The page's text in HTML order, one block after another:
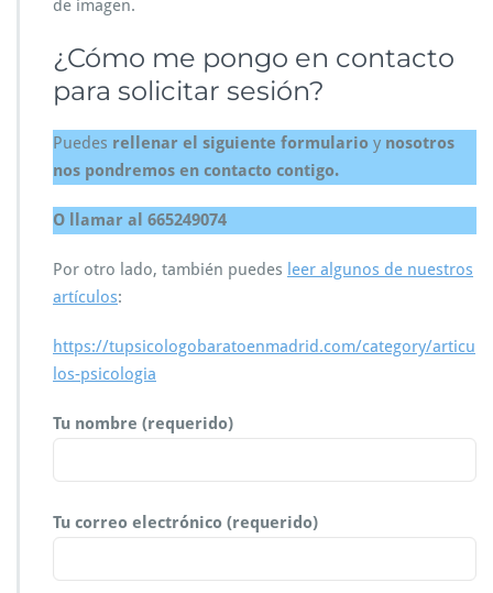
de imagen.
¿Cómo me pongo en contacto
para solicitar sesión?
Puedes rellenar el siguiente formulario y nosotros
nos pondremos en contacto contigo.
O llamar al 665249074
Por otro lado, también puedes leer algunos de nuestros
artículos:
https://tupsicologobaratoenmadrid.com/category/articu
los-psicologia
Tu nombre (requerido)
Tu correo electrónico (requerido)